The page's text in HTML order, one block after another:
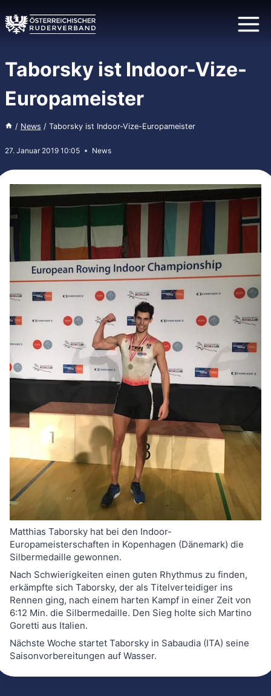
Inhalt
springen
Taborsky ist Indoor-Vize-
Europameister
/ News / Taborsky ist Indoor-Vize-Europameister
27. Januar 2019 10:05 News
Matthias Taborsky hat bei den Indoor-
Europameisterschaften in Kopenhagen (Dänemark) die
Silbermedaille gewonnen.
Nach Schwierigkeiten einen guten Rhythmus zu finden,
erkämpfte sich Taborsky, der als Titelverteidiger ins
Rennen ging, nach einem harten Kampf in einer Zeit von
6:12 Min. die Silbermedaille. Den Sieg holte sich Martino
Goretti aus Italien.
Nächste Woche startet Taborsky in Sabaudia (ITA) seine
Saisonvorbereitungen auf Wasser.